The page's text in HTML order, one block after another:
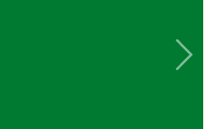
Next